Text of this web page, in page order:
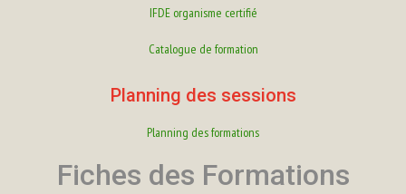
IFDE organisme certifié
Catalogue de formation
Planning des sessions
Planning des formations
Fiches des Formations